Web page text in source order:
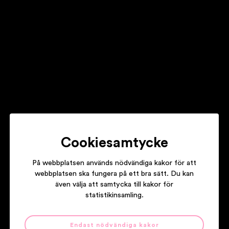
Cookiesamtycke
På webbplatsen används nödvändiga kakor för att
webbplatsen ska fungera på ett bra sätt. Du kan
även välja att samtycka till kakor för
statistikinsamling.
Endast nödvändiga kakor